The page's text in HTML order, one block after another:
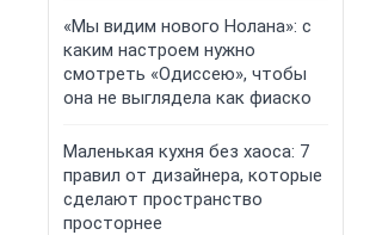
«Мы видим нового Нолана»: с
каким настроем нужно
смотреть «Одиссею», чтобы
она не выглядела как фиаско
Маленькая кухня без хаоса: 7
правил от дизайнера, которые
сделают пространство
просторнее